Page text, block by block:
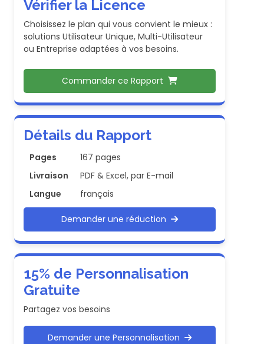
Vérifier la Licence
Choisissez le plan qui vous convient le mieux :
solutions Utilisateur Unique, Multi-Utilisateur
ou Entreprise adaptées à vos besoins.
Commander ce Rapport
Détails du Rapport
Pages
167 pages
Livraison
PDF & Excel, par E-mail
Langue
français
Demander une réduction
15% de Personnalisation
Gratuite
Partagez vos besoins
Demander une Personnalisation